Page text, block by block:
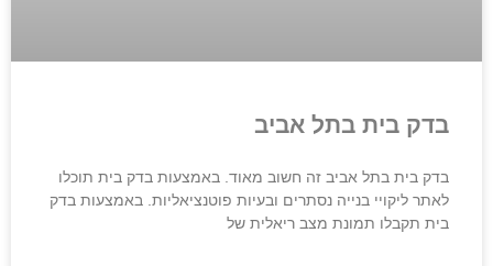
בדק בית בתל אביב
בדק בית בתל אביב זה חשוב מאוד. באמצעות בדק בית תוכלו
לאתר ליקויי בנייה נסתרים ובעיות פוטנציאליות. באמצעות בדק
בית תקבלו תמונת מצב ריאלית של